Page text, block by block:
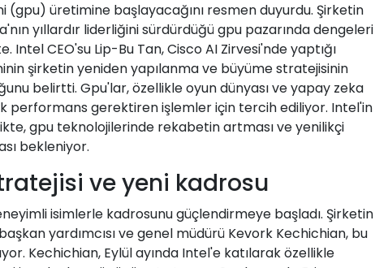
(gpu) üretimine başlayacağını resmen duyurdu. Şirketin
yıllardır liderliğini sürdürdüğü gpu pazarında dengeleri
CEO'su Lip-Bu Tan, Cisco AI Zirvesi'nde yaptığı
şirketin yeniden yapılanma ve büyüme stratejisinin
belirtti. Gpu'lar, özellikle oyun dünyası ve yapay zeka
performans gerektiren işlemler için tercih ediliyor. Intel'in
gpu teknolojilerinde rekabetin artması ve yenilikçi
bekleniyor.
ve yeni kadrosu
isimlerle kadrosunu güçlendirmeye başladı. Şirketin
yardımcısı ve genel müdürü Kevork Kechichian, bu
Kechichian, Eylül ayında Intel'e katılarak özellikle